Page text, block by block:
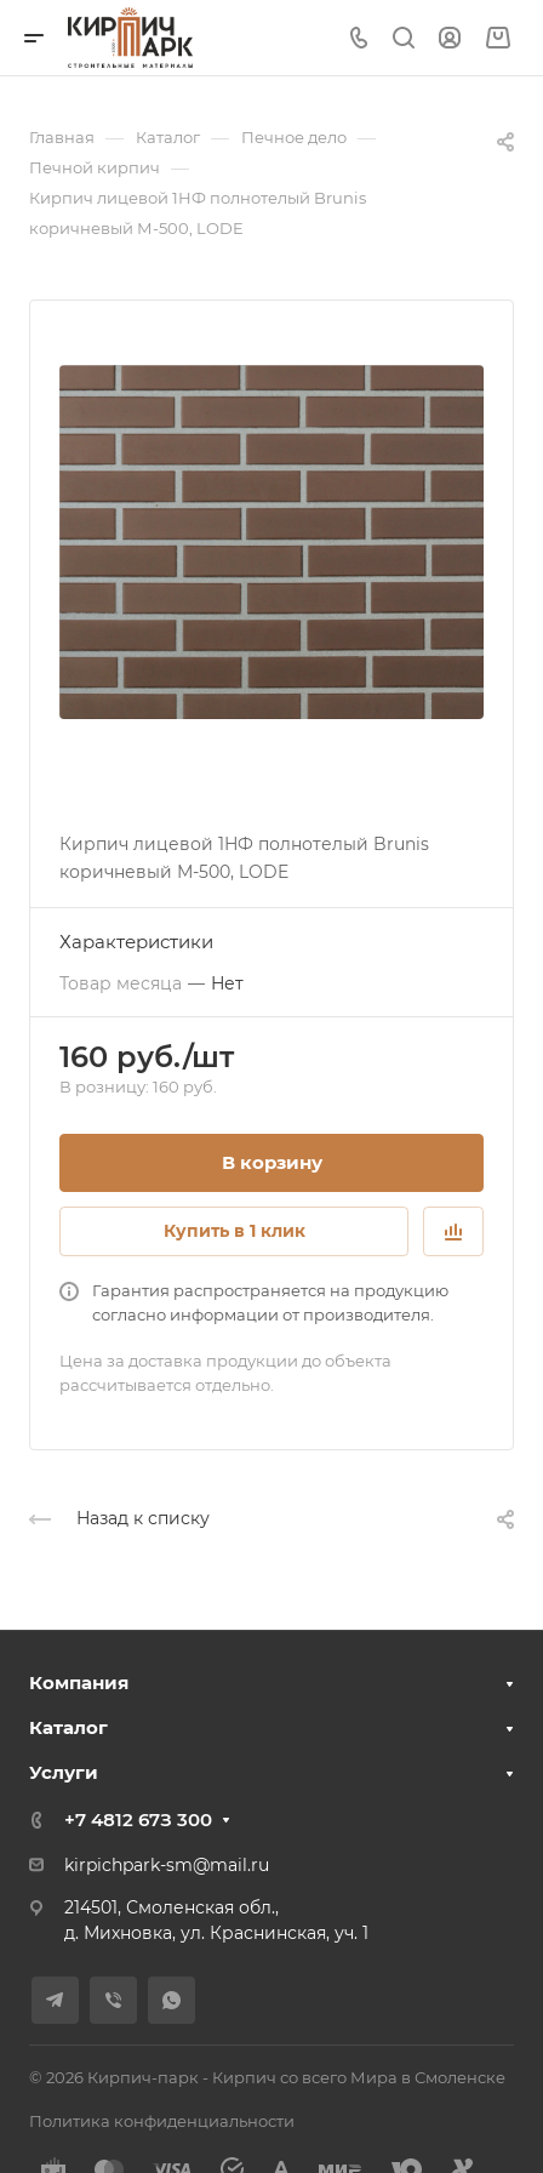
Главная — Каталог — Печное дело —
Печной кирпич —
Кирпич лицевой 1НФ полнотелый Brunis
коричневый М-500, LODE
Кирпич лицевой 1НФ полнотелый Brunis
коричневый М-500, LODE
Характеристики
Товар месяца — Нет
160 руб./шт
В розницу: 160 руб.
В корзину
Купить в 1 клик
Гарантия распространяется на продукцию
согласно информации от производителя.
Цена за доставка продукции до объекта
рассчитывается отдельно.
Назад к списку
Компания
Каталог
Услуги
+7 4812 67З 300
kirpichpark-sm@mail.ru
214501, Смоленская обл.,
д. Михновка, ул. Краснинская, уч. 1
© 2026 Кирпич-парк - Кирпич со всего Мира в Смоленске
Политика конфиденциальности